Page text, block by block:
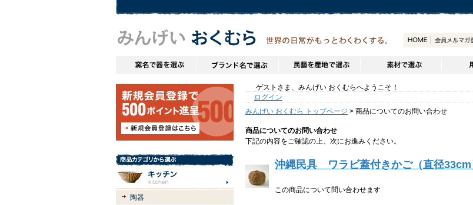
陶器
ゲストさま、みんげい おくむらへようこそ！
ログイン
みんげい おくむら トップページ > 商品についてのお問い合わせ
商品についてのお問い合わせ
下記の内容をご確認の上、次にお進みください。
沖縄民具 ワラビ蓋付きかご（直径33cm
この商品について問い合わせます